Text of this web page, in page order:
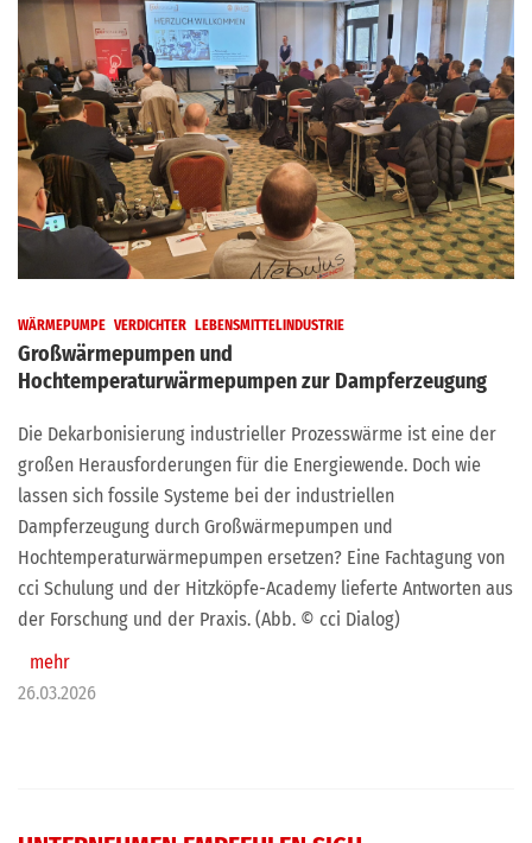
WÄRMEPUMPE VERDICHTER LEBENSMITTELINDUSTRIE
Großwärmepumpen und
Hochtemperaturwärmepumpen zur Dampferzeugung
Die Dekarbonisierung industrieller Prozesswärme ist eine der
großen Herausforderungen für die Energiewende. Doch wie
lassen sich fossile Systeme bei der industriellen
Dampferzeugung durch Großwärmepumpen und
Hochtemperaturwärmepumpen ersetzen? Eine Fachtagung von
cci Schulung und der Hitzköpfe-Academy lieferte Antworten aus
der Forschung und der Praxis. (Abb. © cci Dialog)
mehr
26.03.2026